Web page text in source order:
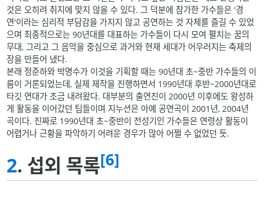
것은 오히려 취지에 맞지 않을 수 있다. 그 덕분에 참가한 가수들은 '경
연'이라는 심리적 부담감을 가지지 않고 공연하는 것 자체를 즐길 수 있었
으며 최종적으로는 90년대를 대표하는 가수들이 다시 모여 펼치는 꿈의
무대, 그리고 그 음악을 중심으로 과거와 현재 세대가 어우러지는 축제의
장을 만들어 냈다.
본래 정준하와 박명수가 이것을 기획할 때는 90년대 초~중반 가수들의 이
름이 거론되었는데, 실제 제작을 진행하면서 1990년대 후반~2000년대로
타깃 연대가 조금 내려왔다. 대부분의 출연진이 2000년 이후에도 왕성하
게 활동을 이어갔던 팀들이며 지누션은 아예 공연곡이 2001년, 2004년
곡이다. 진짜로 1990년대 초~중반이 전성기인 가수들은 연령상 활동이
어렵거나 근황을 파악하기 어려운 경우가 많아 어쩔 수 없었던 듯.
2. 섭외 목록[6]